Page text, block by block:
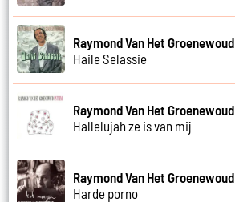
Raymond Van Het Groenewoud
Haile Selassie
Raymond Van Het Groenewoud
Hallelujah ze is van mij
Raymond Van Het Groenewoud
Harde porno